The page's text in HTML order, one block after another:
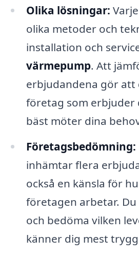
Olika lösningar:
olika metoder och
installation och
värmepump. Att
erbjudandena gör att
företag som erbjuder
bäst möter dina
Företagsbedömning:
inhämtar flera
också en känsla för
företagen arbetar.
och bedöma vilken
känner dig mest